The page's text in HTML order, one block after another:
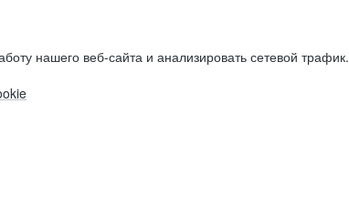
нашего веб-сайта и анализировать сетевой трафик.